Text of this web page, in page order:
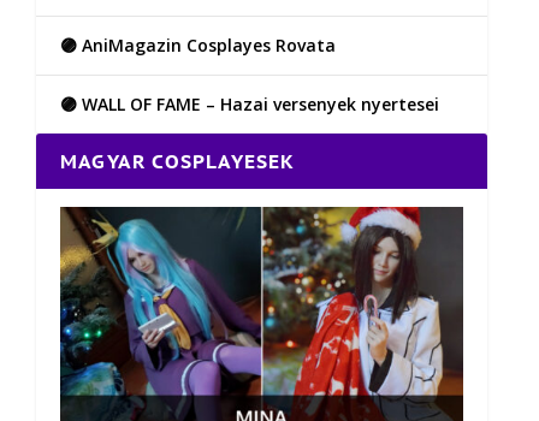
🟣 AniMagazin Cosplayes Rovata
🟣 WALL OF FAME – Hazai versenyek nyertesei
MAGYAR COSPLAYESEK